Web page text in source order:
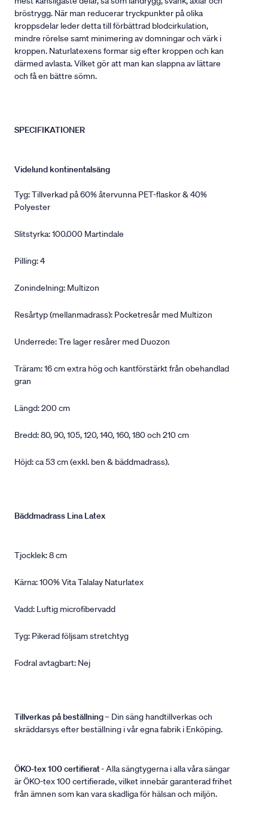
bröstrygg. När man reducerar tryckpunkter på olika
kroppsdelar leder detta till förbättrad blodcirkulation,
mindre rörelse samt minimering av domningar och värk i
kroppen. Naturlatexens formar sig efter kroppen och kan
därmed avlasta. Vilket gör att man kan slappna av lättare
och få en bättre sömn.
SPECIFIKATIONER
Videlund kontinentalsäng
Tyg: Tillverkad på 60% återvunna PET-flaskor & 40%
Polyester
Slitstyrka: 100.000 Martindale
Pilling: 4
Zonindelning: Multizon
Resårtyp (mellanmadrass): Pocketresår med Multizon
Underrede: Tre lager resårer med Duozon
Träram: 16 cm extra hög och kantförstärkt från obehandlad
gran
Längd: 200 cm
Bredd: 80, 90, 105, 120, 140, 160, 180 och 210 cm
Höjd: ca 53 cm (exkl. ben & bäddmadrass).
Bäddmadrass Lina Latex
Tjocklek: 8 cm
Kärna: 100% Vita Talalay Naturlatex
Vadd: Luftig microfibervadd
Tyg: Pikerad följsam stretchtyg
Fodral avtagbart: Nej
Tillverkas på beställning– Din säng handtillverkas och
skräddarsys efter beställning i vår egna fabrik i Enköping.
ÖKO-tex 100 certifierat- Alla sängtygerna i alla våra sängar
är ÖKO-tex 100 certifierade, vilket innebär garanterad frihet
från ämnen som kan vara skadliga för hälsan och miljön.